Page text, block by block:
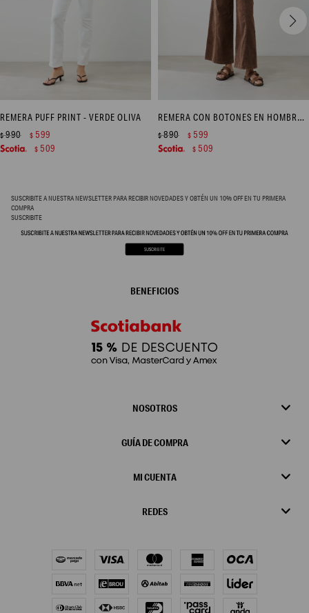
REMERA PUFF PRINT - VERDE OLIVA
$990 $ 599
$ 509
REMERA CON BOTONES EN HOMBROS - PISTACHO
$890 $ 599
$ 509
SUSCRIBITE A NUESTRA NEWSLETTER PARA RECIBIR NOVEDADES Y OBTÉN UN 10% OFF EN TU PRIMERA
COMPRA
SUSCRIBITE
NOSOTROS
GUÍA DE COMPRA
MI CUENTA
REDES
BENEFICIOS